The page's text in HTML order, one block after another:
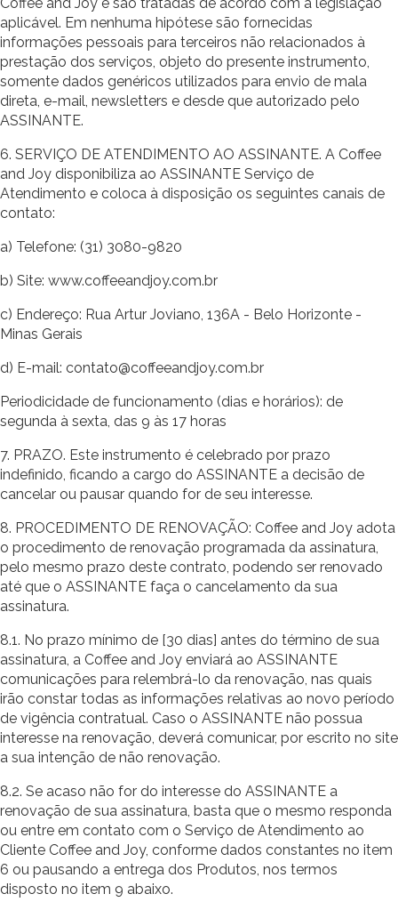
aplicável. Em nenhuma hipótese são fornecidas
informações pessoais para terceiros não relacionados à
prestação dos serviços, objeto do presente instrumento,
somente dados genéricos utilizados para envio de mala
direta, e-mail, newsletters e desde que autorizado pelo
ASSINANTE.
6. SERVIÇO DE ATENDIMENTO AO ASSINANTE. A Coffee
and Joy disponibiliza ao ASSINANTE Serviço de
Atendimento e coloca à disposição os seguintes canais de
contato:
a) Telefone: (31) 3080-9820
b) Site: www.coffeeandjoy.com.br
c) Endereço: Rua Artur Joviano, 136A - Belo Horizonte -
Minas Gerais
d) E-mail: contato@coffeeandjoy.com.br
Periodicidade de funcionamento (dias e horários): de
segunda à sexta, das 9 às 17 horas
7. PRAZO. Este instrumento é celebrado por prazo
indefinido, ficando a cargo do ASSINANTE a decisão de
cancelar ou pausar quando for de seu interesse.
8. PROCEDIMENTO DE RENOVAÇÃO: Coffee and Joy adota
o procedimento de renovação programada da assinatura,
pelo mesmo prazo deste contrato, podendo ser renovado
até que o ASSINANTE faça o cancelamento da sua
assinatura.
8.1. No prazo mínimo de [30 dias] antes do término de sua
assinatura, a Coffee and Joy enviará ao ASSINANTE
comunicações para relembrá-lo da renovação, nas quais
irão constar todas as informações relativas ao novo período
de vigência contratual. Caso o ASSINANTE não possua
interesse na renovação, deverá comunicar, por escrito no site
a sua intenção de não renovação.
8.2. Se acaso não for do interesse do ASSINANTE a
renovação de sua assinatura, basta que o mesmo responda
ou entre em contato com o Serviço de Atendimento ao
Cliente Coffee and Joy, conforme dados constantes no item
6 ou pausando a entrega dos Produtos, nos termos
disposto no item 9 abaixo.